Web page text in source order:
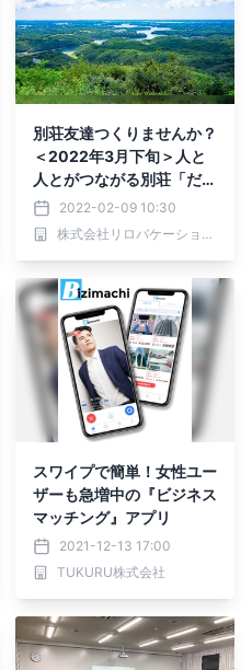
別荘友達つくりませんか？
＜2022年3月下旬＞人と
人とがつながる別荘「だん
らん賢島」誕生
2022-02-09 10:30
株式会社リロバケーションズ
スワイプで簡単！女性ユー
ザーも急増中の『ビジネス
マッチング』アプリ
2021-12-13 17:00
TUKURU株式会社